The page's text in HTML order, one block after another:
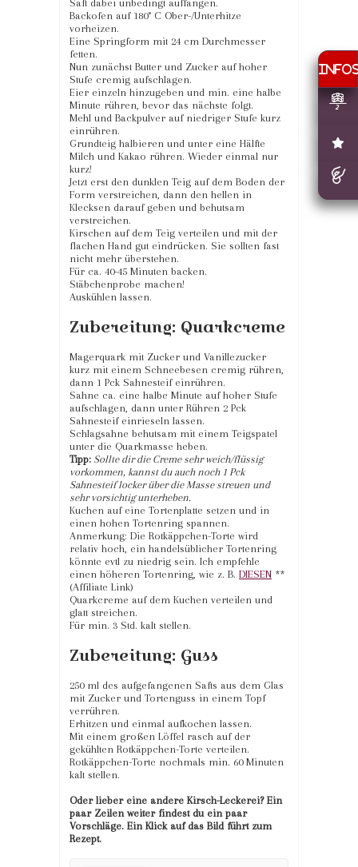
Saft dabei unbedingt auffangen.
Backofen auf 180° C Ober-/Unterhitze
vorheizen.
Eine Springform mit 24 cm Durchmesser
fetten.
Nun zunächst Butter und Zucker auf hoher
Stufe cremig aufschlagen.
Eier einzeln hinzugeben und min. eine halbe
Minute rühren, bevor das nächste folgt.
Mehl und Backpulver auf niedriger Stufe kurz
einrühren.
Grundteig halbieren und unter eine Hälfte
Milch und Kakao rühren. Wieder einmal nur
kurz!
Jetzt erst den dunklen Teig auf dem Boden der
Form verstreichen, dann den hellen in
Klecksen darauf geben und behutsam
verstreichen.
Kirschen auf dem Teig verteilen und mit der
flachen Hand gut eindrücken. Sie sollten fast
nicht mehr überstehen.
Für ca. 40-45 Minuten backen.
Stäbchenprobe machen!
Auskühlen lassen.
Zubereitung: Quarkcreme
Magerquark mit Zucker und Vanillezucker
kurz mit einem Schneebesen cremig rühren,
dann 1 Pck Sahnesteif einrühren.
Sahne ca. eine halbe Minute auf hoher Stufe
aufschlagen, dann unter Rühren 2 Pck
Sahnesteif einrieseln lassen.
Schlagsahne behutsam mit einem Teigspatel
unter die Quarkmasse heben.
Tipp: Sollte dir die Creme sehr weich/flüssig
vorkommen, kannst du auch noch 1 Pck
Sahnesteif locker über die Masse streuen und
sehr vorsichtig unterheben.
Kuchen auf eine Tortenplatte setzen und in
einen hohen Tortenring spannen.
Anmerkung: Die Rotkäppchen-Torte wird
relativ hoch, ein handelsüblicher Tortenring
könnte evtl zu niedrig sein. Ich empfehle
einen höheren Tortenring, wie z. B. DIESEN **
(Affiliate Link)
Quarkcreme auf dem Kuchen verteilen und
glatt streichen.
Für min. 3 Std. kalt stellen.
Zubereitung: Guss
250 ml des aufgefangenen Safts aus dem Glas
mit Zucker und Tortenguss in einem Topf
verrühren.
Erhitzen und einmal aufkochen lassen.
Mit einem großen Löffel rasch auf der
gekühlten Rotkäppchen-Torte verteilen.
Rotkäppchen-Torte nochmals min. 60 Minuten
kalt stellen.
Oder lieber eine andere Kirsch-Leckerei? Ein
paar Zeilen weiter findest du ein paar
Vorschläge. Ein Klick auf das Bild führt zum
Rezept.